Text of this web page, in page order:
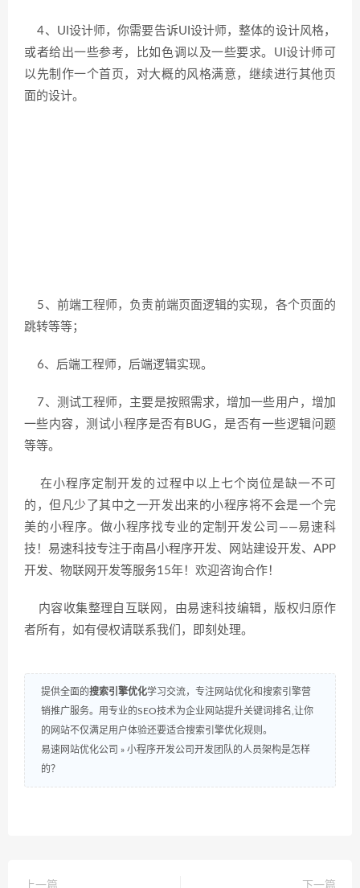
4、UI设计师，你需要告诉UI设计师，整体的设计风格，
或者给出一些参考，比如色调以及一些要求。UI设计师可
以先制作一个首页，对大概的风格满意，继续进行其他页
面的设计。
5、前端工程师，负责前端页面逻辑的实现，各个页面的
跳转等等；
6、后端工程师，后端逻辑实现。
7、测试工程师，主要是按照需求，增加一些用户，增加
一些内容，测试小程序是否有BUG，是否有一些逻辑问题
等等。
在小程序定制开发的过程中以上七个岗位是缺一不可
的，但凡少了其中之一开发出来的小程序将不会是一个完
美的小程序。做小程序找专业的定制开发公司——易速科
技！易速科技专注于南昌小程序开发、网站建设开发、APP
开发、物联网开发等服务15年！欢迎咨询合作！
内容收集整理自互联网，由易速科技编辑，版权归原作
者所有，如有侵权请联系我们，即刻处理。
提供全面的搜索引擎优化学习交流，专注网站优化和搜索引擎营
销推广服务。用专业的SEO技术为企业网站提升关键词排名,让你
的网站不仅满足用户体验还要适合搜索引擎优化规则。
易速网站优化公司 » 小程序开发公司开发团队的人员架构是怎样
的？
上一篇
下一篇